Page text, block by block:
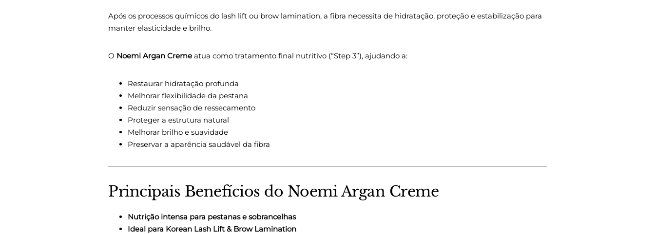
Após os processos químicos do lash lift ou brow lamination, a fibra necessita de hidratação, proteção e estabilização para
manter elasticidade e brilho.
O Noemi Argan Creme atua como tratamento final nutritivo (“Step 3”), ajudando a:
Restaurar hidratação profunda
Melhorar flexibilidade da pestana
Reduzir sensação de ressecamento
Proteger a estrutura natural
Melhorar brilho e suavidade
Preservar a aparência saudável da fibra
Principais Benefícios do Noemi Argan Creme
Nutrição intensa para pestanas e sobrancelhas
Ideal para Korean Lash Lift & Brow Lamination